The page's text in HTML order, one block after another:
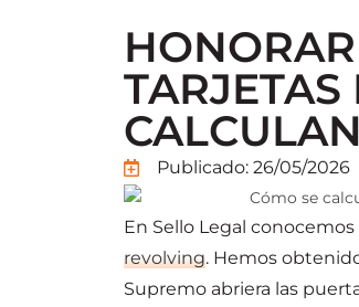
TARJETAS
Publicado: 26/05/2026
En Sello Legal
revolving. Hemos
Supremo abriera las